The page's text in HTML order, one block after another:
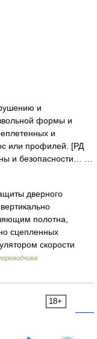
и
формы и
и
или профилей. [РД
и безопасности… …
дверного
полотна,
сцепленных
скорости
18+